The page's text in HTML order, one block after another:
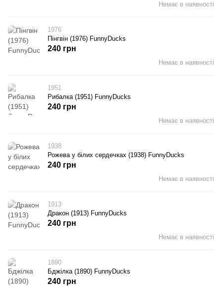
Немає в наявності
1976
Пінгвін (1976) FunnyDucks
Немає в наявності
240 грн
1951
Рибалка (1951) FunnyDucks
Немає в наявності
240 грн
1938
Рожева у білих сердечках (1938) FunnyDucks
Немає в наявності
240 грн
1913
Дракон (1913) FunnyDucks
Немає в наявності
240 грн
1890
Бджілка (1890) FunnyDucks
240 грн